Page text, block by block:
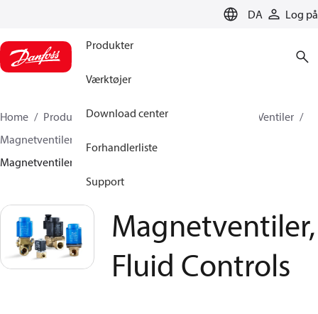
DA Log på
Produkter
Værktøjer
Download center
Forhandlerliste
Support
Home Produkter Climate Solutions for cooling
Ventiler
Magnetventiler
Magnetventiler, Fluid Controls
Magnetventiler,
Fluid Controls